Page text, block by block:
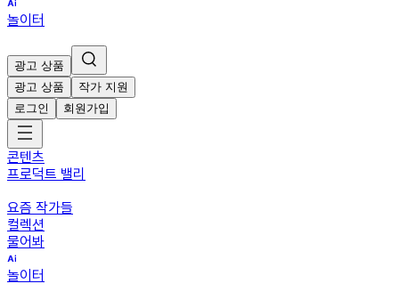
놀이터
광고 상품
광고 상품
작가 지원
로그인
회원가입
콘텐츠
프로덕트 밸리
요즘 작가들
컬렉션
물어봐
놀이터